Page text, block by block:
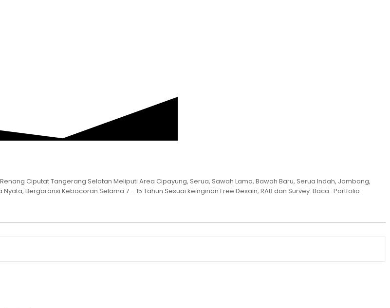
Ciputat Tangerang Selatan Meliputi Area Cipayung, Serua, Sawah Lama, Bawah Baru, Serua Indah, Jombang,
Bergaransi Kebocoran Selama 7 – 15 Tahun Sesuai keinginan Free Desain, RAB dan Survey. Baca : Portfolio